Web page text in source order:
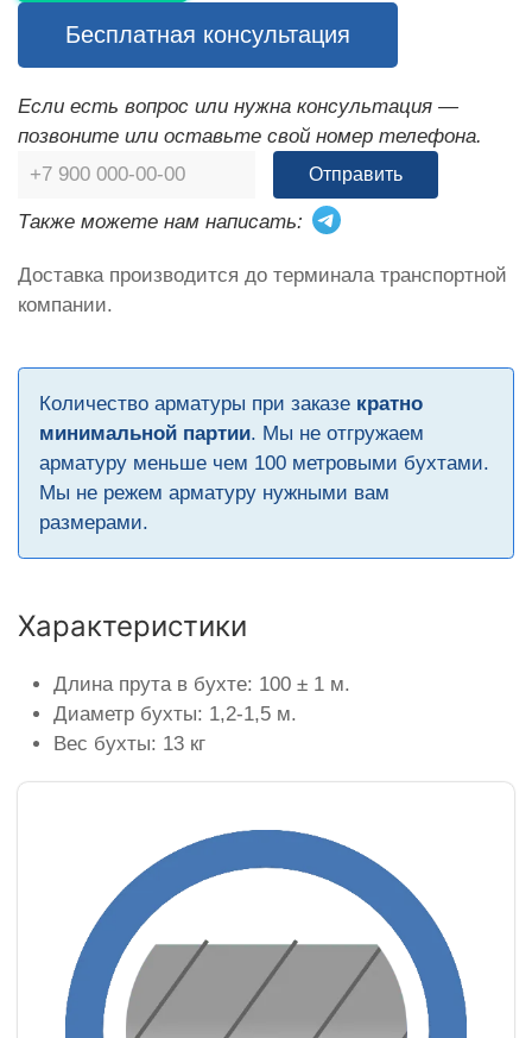
Бесплатная консультация
Если есть вопрос или нужна консультация —
позвоните или оставьте свой номер телефона.
Отправить
Также можете нам написать:
Доставка производится до терминала транспортной
компании.
Количество арматуры при заказе кратно
минимальной партии. Мы не отгружаем
арматуру меньше чем 100 метровыми бухтами.
Мы не режем арматуру нужными вам
размерами.
Характеристики
Длина прута в бухте: 100 ± 1 м.
Диаметр бухты: 1,2-1,5 м.
Вес бухты: 13 кг